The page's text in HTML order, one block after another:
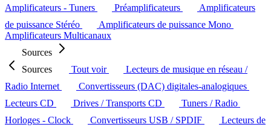
Amplificateurs - Tuners
Préamplificateurs
Amplificateurs
de puissance Stéréo
Amplificateurs de puissance Mono
Amplificateurs Multicanaux
Sources
Sources
Tout voir
Lecteurs de musique en réseau /
Radio Internet
Convertisseurs (DAC) digitales-analogiques
Lecteurs CD
Drives / Transports CD
Tuners / Radio
Horloges - Clock
Convertisseurs USB / SPDIF
Lecteurs de